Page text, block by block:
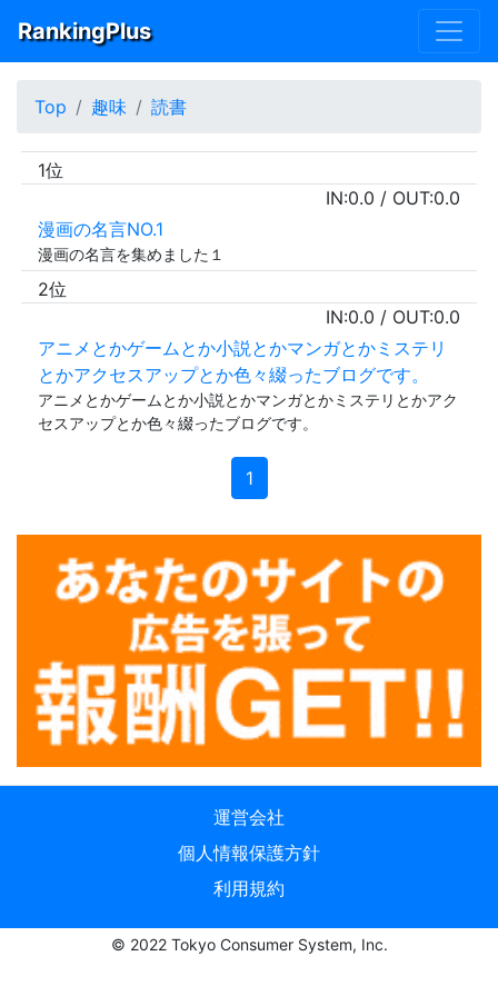
RankingPlus
Top 趣味 読書
1位
IN:0.0 / OUT:0.0
漫画の名言NO.1
漫画の名言を集めました１
2位
IN:0.0 / OUT:0.0
アニメとかゲームとか小説とかマンガとかミステリ
とかアクセスアップとか色々綴ったブログです。
アニメとかゲームとか小説とかマンガとかミステリとかアク
セスアップとか色々綴ったブログです。
1
運営会社
個人情報保護方針
利用規約
© 2022 Tokyo Consumer System, Inc.